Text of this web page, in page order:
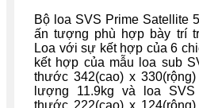
Bộ loa SVS Prime Satellite
ấn tượng phù hợp bày trí
Loa với sự kết hợp của 6
kết hợp của mẫu loa sub
thước 342(cao) x
lượng 11.9kg và loa
thước 222(cao) x